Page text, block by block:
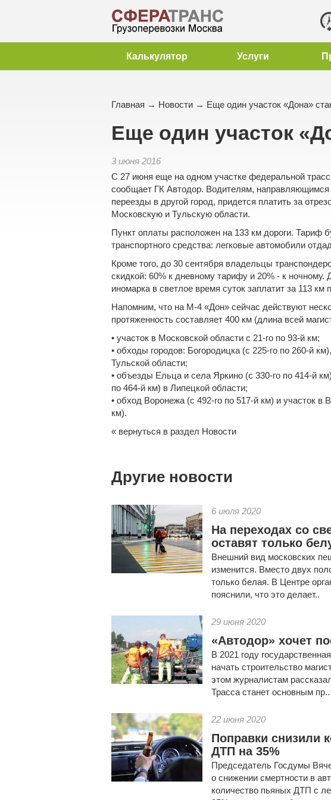
Калькулятор Услуги
Главная → Новости → Еще один участок «Дона»
Еще один участок
3 июня 2016
С 27 июня еще на одном участке федеральной
сообщает ГК Автодор. Водителям,
переезды в другой город, придется платить за
Московскую и Тульскую области.
Пункт оплаты расположен на 133 км дороги. Тариф
транспортного средства: легковые автомобили
Кроме того, до 30 сентября владельцы
скидкой: 60% к дневному тарифу и 20% - к
иномарка в светлое время суток заплатит за 113
Напомним, что на М-4 «Дон» сейчас действуют
протяженность составляет 400 км (длина всей
• участок в Московской области с 21-го по 93-й км;
• обходы городов: Богородицка (с 225-го по 260-й
Тульской области;
• объезды Ельца и села Яркино (с 330-го по 414-й
по 464-й км) в Липецкой области;
• обход Воронежа (с 492-го по 517-й км) и участок в
км).
« вернуться в раздел Новости
Другие новости
6 июля 2020
На переходах со
оставят только
Внешний вид московских
изменится. Вместо двух
только белая. В Центре
пояснили, что это делает..
29 июня 2020
«Автодор» хочет
В 2021 году
начать строительство
этом журналистам
Трасса станет основным пр..
22 июня 2020
Поправки снизили
ДТП на 35%
Председатель Госдумы
о снижении смертности в
количество пьяных ДТП с